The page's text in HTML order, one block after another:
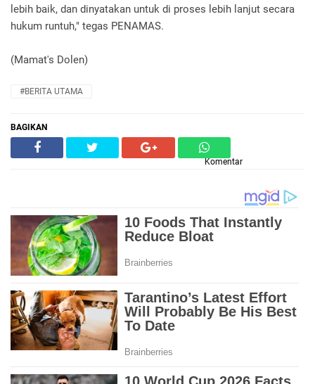
lebih baik, dan dinyatakan untuk di proses lebih lanjut secara
hukum runtuh," tegas PENAMAS.
(Mamat's Dolen)
#BERITA UTAMA
BAGIKAN
Komentar